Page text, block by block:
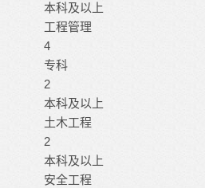
本科及以上
工程管理
4
专科
2
本科及以上
土木工程
2
本科及以上
安全工程